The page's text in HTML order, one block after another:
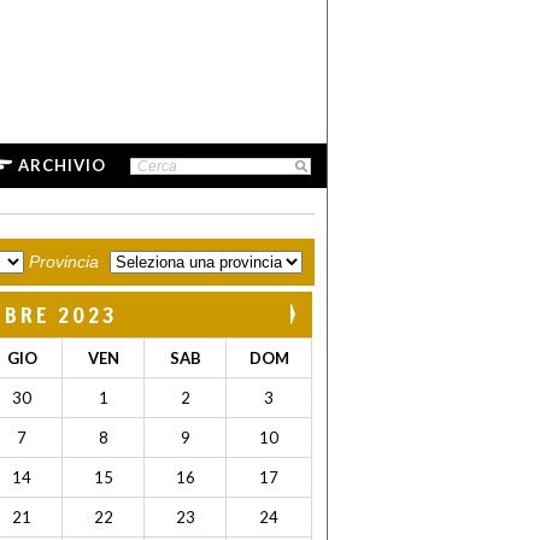
ARCHIVIO
Provincia
2023
GIO VEN SAB DOM
30 1 2 3
7 8 9 10
14 15 16 17
21 22 23 24